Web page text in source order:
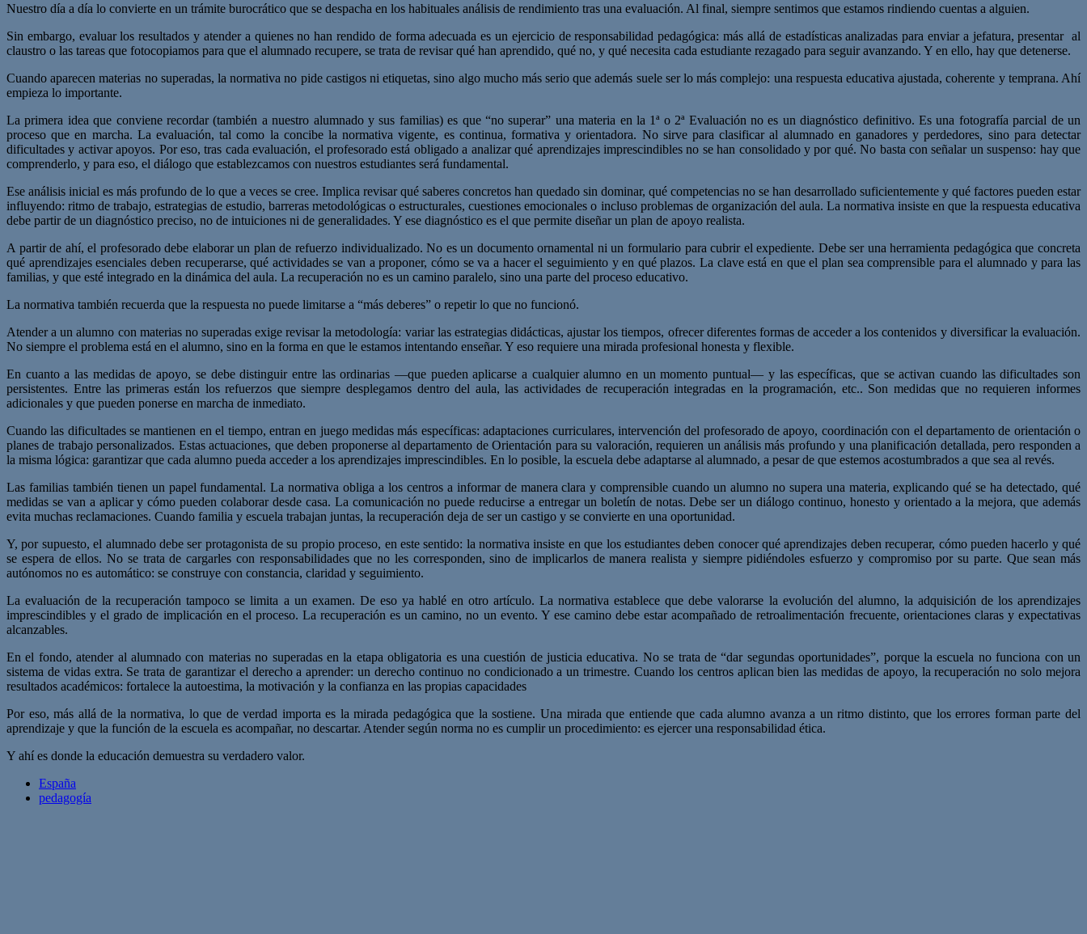
Nuestro día a día lo convierte en un trámite burocrático que se despacha en los habituales análisis de rendimiento tras una evaluación. Al final, siempre sentimos que estamos rindiendo cuentas a alguien.
Sin embargo, evaluar los resultados y atender a quienes no han rendido de forma adecuada es un ejercicio de responsabilidad pedagógica: más allá de estadísticas analizadas para enviar a jefatura, presentar al
claustro o las tareas que fotocopiamos para que el alumnado recupere, se trata de revisar qué han aprendido, qué no, y qué necesita cada estudiante rezagado para seguir avanzando. Y en ello, hay que detenerse.
Cuando aparecen materias no superadas, la normativa no pide castigos ni etiquetas, sino algo mucho más serio que además suele ser lo más complejo: una respuesta educativa ajustada, coherente y temprana. Ahí
empieza lo importante.
La primera idea que conviene recordar (también a nuestro alumnado y sus familias) es que “no superar” una materia en la 1ª o 2ª Evaluación no es un diagnóstico definitivo. Es una fotografía parcial de un
proceso que en marcha. La evaluación, tal como la concibe la normativa vigente, es continua, formativa y orientadora. No sirve para clasificar al alumnado en ganadores y perdedores, sino para detectar
dificultades y activar apoyos. Por eso, tras cada evaluación, el profesorado está obligado a analizar qué aprendizajes imprescindibles no se han consolidado y por qué. No basta con señalar un suspenso: hay que
comprenderlo, y para eso, el diálogo que establezcamos con nuestros estudiantes será fundamental.
Ese análisis inicial es más profundo de lo que a veces se cree. Implica revisar qué saberes concretos han quedado sin dominar, qué competencias no se han desarrollado suficientemente y qué factores pueden estar
influyendo: ritmo de trabajo, estrategias de estudio, barreras metodológicas o estructurales, cuestiones emocionales o incluso problemas de organización del aula. La normativa insiste en que la respuesta educativa
debe partir de un diagnóstico preciso, no de intuiciones ni de generalidades. Y ese diagnóstico es el que permite diseñar un plan de apoyo realista.
A partir de ahí, el profesorado debe elaborar un plan de refuerzo individualizado. No es un documento ornamental ni un formulario para cubrir el expediente. Debe ser una herramienta pedagógica que concreta
qué aprendizajes esenciales deben recuperarse, qué actividades se van a proponer, cómo se va a hacer el seguimiento y en qué plazos. La clave está en que el plan sea comprensible para el alumnado y para las
familias, y que esté integrado en la dinámica del aula. La recuperación no es un camino paralelo, sino una parte del proceso educativo.
La normativa también recuerda que la respuesta no puede limitarse a “más deberes” o repetir lo que no funcionó.
Atender a un alumno con materias no superadas exige revisar la metodología: variar las estrategias didácticas, ajustar los tiempos, ofrecer diferentes formas de acceder a los contenidos y diversificar la evaluación.
No siempre el problema está en el alumno, sino en la forma en que le estamos intentando enseñar. Y eso requiere una mirada profesional honesta y flexible.
En cuanto a las medidas de apoyo, se debe distinguir entre las ordinarias —que pueden aplicarse a cualquier alumno en un momento puntual— y las específicas, que se activan cuando las dificultades son
persistentes. Entre las primeras están los refuerzos que siempre desplegamos dentro del aula, las actividades de recuperación integradas en la programación, etc.. Son medidas que no requieren informes
adicionales y que pueden ponerse en marcha de inmediato.
Cuando las dificultades se mantienen en el tiempo, entran en juego medidas más específicas: adaptaciones curriculares, intervención del profesorado de apoyo, coordinación con el departamento de orientación o
planes de trabajo personalizados. Estas actuaciones, que deben proponerse al departamento de Orientación para su valoración, requieren un análisis más profundo y una planificación detallada, pero responden a
la misma lógica: garantizar que cada alumno pueda acceder a los aprendizajes imprescindibles. En lo posible, la escuela debe adaptarse al alumnado, a pesar de que estemos acostumbrados a que sea al revés.
Las familias también tienen un papel fundamental. La normativa obliga a los centros a informar de manera clara y comprensible cuando un alumno no supera una materia, explicando qué se ha detectado, qué
medidas se van a aplicar y cómo pueden colaborar desde casa. La comunicación no puede reducirse a entregar un boletín de notas. Debe ser un diálogo continuo, honesto y orientado a la mejora, que además
evita muchas reclamaciones. Cuando familia y escuela trabajan juntas, la recuperación deja de ser un castigo y se convierte en una oportunidad.
Y, por supuesto, el alumnado debe ser protagonista de su propio proceso, en este sentido: la normativa insiste en que los estudiantes deben conocer qué aprendizajes deben recuperar, cómo pueden hacerlo y qué
se espera de ellos. No se trata de cargarles con responsabilidades que no les corresponden, sino de implicarlos de manera realista y siempre pidiéndoles esfuerzo y compromiso por su parte. Que sean más
autónomos no es automático: se construye con constancia, claridad y seguimiento.
La evaluación de la recuperación tampoco se limita a un examen. De eso ya hablé en otro artículo. La normativa establece que debe valorarse la evolución del alumno, la adquisición de los aprendizajes
imprescindibles y el grado de implicación en el proceso. La recuperación es un camino, no un evento. Y ese camino debe estar acompañado de retroalimentación frecuente, orientaciones claras y expectativas
alcanzables.
En el fondo, atender al alumnado con materias no superadas en la etapa obligatoria es una cuestión de justicia educativa. No se trata de “dar segundas oportunidades”, porque la escuela no funciona con un
sistema de vidas extra. Se trata de garantizar el derecho a aprender: un derecho continuo no condicionado a un trimestre. Cuando los centros aplican bien las medidas de apoyo, la recuperación no solo mejora
resultados académicos: fortalece la autoestima, la motivación y la confianza en las propias capacidades
Por eso, más allá de la normativa, lo que de verdad importa es la mirada pedagógica que la sostiene. Una mirada que entiende que cada alumno avanza a un ritmo distinto, que los errores forman parte del
aprendizaje y que la función de la escuela es acompañar, no descartar. Atender según norma no es cumplir un procedimiento: es ejercer una responsabilidad ética.
Y ahí es donde la educación demuestra su verdadero valor.
España
pedagogía